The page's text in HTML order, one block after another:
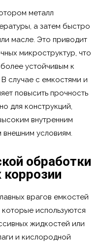
металл
а затем быстро
масле. Это приводит
микроструктур, что
устойчивым к
случае с емкостями и
повысить прочность
для конструкций,
внутренним
внешним условиям.
обработки
коррозии
врагов емкостей
используются
жидкостей или
и кислородной